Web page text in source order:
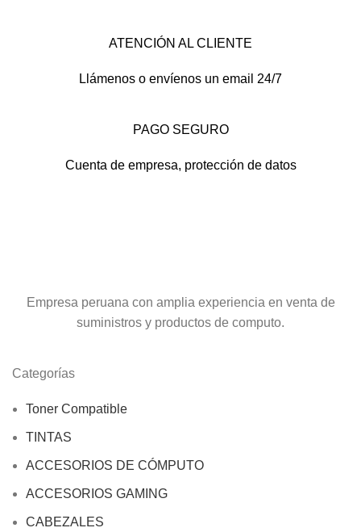
ATENCIÓN AL CLIENTE
Llámenos o envíenos un email 24/7
PAGO SEGURO
Cuenta de empresa, protección de datos
Empresa peruana con amplia experiencia en venta de
suministros y productos de computo.
Categorías
Toner Compatible
TINTAS
ACCESORIOS DE CÓMPUTO
ACCESORIOS GAMING
CABEZALES